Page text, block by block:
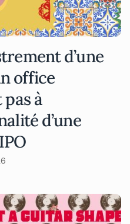
d’une
office
à
d’une